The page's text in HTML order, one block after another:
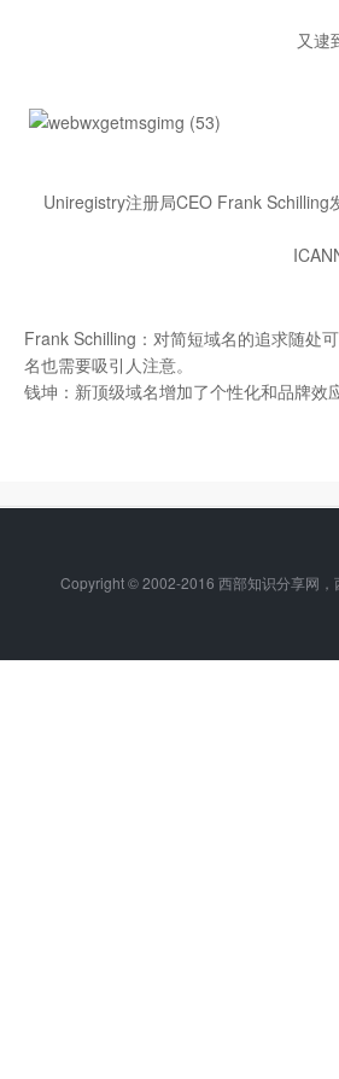
又逮
Uniregistry注册局CEO Frank
Frank Schilling：对简短域名的追求随处
名也需要吸引人注意。
钱坤：新顶级域名增加了个性化和品牌
Copyright © 2002-2016 西部知识分享网